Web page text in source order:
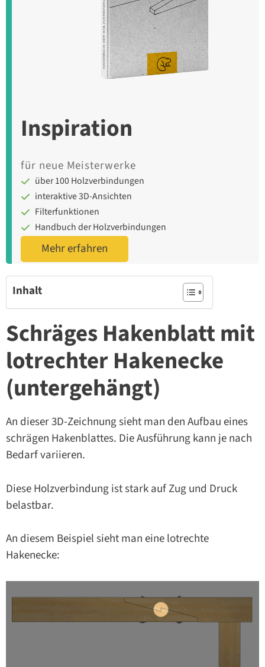
Inspiration
für neue Meisterwerke
über 100 Holzverbindungen
interaktive 3D-Ansichten
Filterfunktionen
Handbuch der Holzverbindungen
Mehr erfahren
Inhalt
Schräges Hakenblatt mit
lotrechter Hakenecke
(untergehängt)
An dieser 3D-Zeichnung sieht man den Aufbau eines
schrägen Hakenblattes. Die Ausführung kann je nach
Bedarf variieren.
Diese Holzverbindung ist stark auf Zug und Druck
belastbar.
An diesem Beispiel sieht man eine lotrechte
Hakenecke: